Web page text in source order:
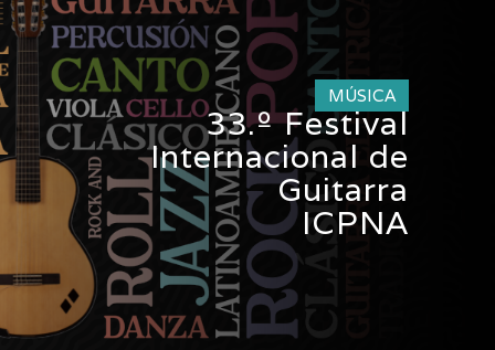
MÚSICA
33.º Festival
Internacional de
Guitarra
ICPNA